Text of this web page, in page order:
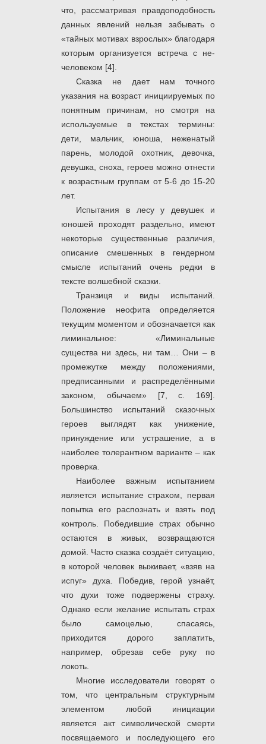
что, рассматривая правдоподобность
данных явлений нельзя забывать о
«тайных мотивах взрослых» благодаря
которым организуется встреча с не-
человеком [4].
Сказка не дает нам точного
указания на возраст инициируемых по
понятным причинам, но смотря на
используемые в текстах термины:
дети, мальчик, юноша, неженатый
парень, молодой охотник, девочка,
девушка, сноха, героев можно отнести
к возрастным группам от 5-6 до 15-20
лет.
Испытания в лесу у девушек и
юношей проходят раздельно, имеют
некоторые существенные различия,
описание смешенных в гендерном
смысле испытаний очень редки в
тексте волшебной сказки.
Транзиця и виды испытаний.
Положение неофита определяется
текущим моментом и обозначается как
лиминальное: «Лиминальные
существа ни здесь, ни там… Они – в
промежутке между положениями,
предписанными и распределёнными
законом, обычаем» [7, c. 169].
Большинство испытаний сказочных
героев выглядят как унижение,
принуждение или устрашение, а в
наиболее толерантном варианте – как
проверка.
Наиболее важным испытанием
является испытание страхом, первая
попытка его распознать и взять под
контроль. Победившие страх обычно
остаются в живых, возвращаются
домой. Часто сказка создаёт ситуацию,
в которой человек выживает, «взяв на
испуг» духа. Победив, герой узнаёт,
что духи тоже подвержены страху.
Однако если желание испытать страх
было самоцелью, спасаясь,
приходится дорого заплатить,
например, обрезав себе руку по
локоть.
Многие исследователи говорят о
том, что центральным структурным
элементом любой инициации
является акт символической смерти
посвящаемого и последующего его